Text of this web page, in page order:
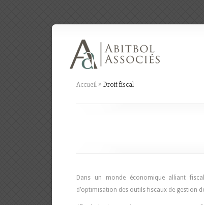
Accueil » Droit fiscal
Dans un monde économique alliant
d’optimisation des outils fiscaux de gestion